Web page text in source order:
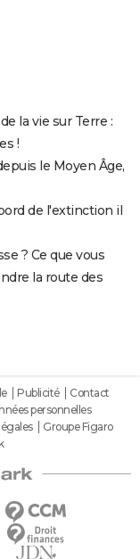
la vie sur Terre :
!
le Moyen Âge,
de l'extinction il
? Ce que vous
la route des
Publicité
Contact
personnelles
Groupe Figaro